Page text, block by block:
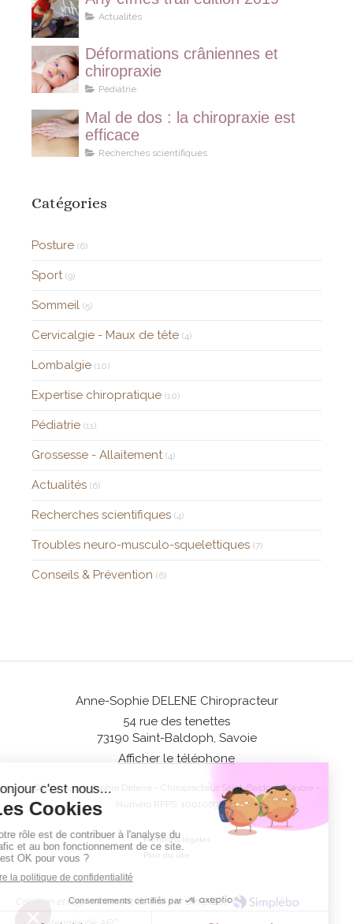
Actualités
Déformations crâniennes et
chiropraxie
Pédiatrie
Mal de dos : la chiropraxie est
efficace
Recherches scientifiques
Catégories
Posture (6)
Sport (9)
Sommeil (5)
Cervicalgie - Maux de tête (4)
Lombalgie (10)
Expertise chiropratique (10)
Pédiatrie (11)
Grossesse - Allaitement (4)
Actualités (6)
Recherches scientifiques (4)
Troubles neuro-musculo-squelettiques (7)
Conseils & Prévention (6)
Anne-Sophie DELENE Chiropracteur
54 rue des tenettes
73190 Saint-Baldoph, Savoie
Afficher le téléphone
©2017 Anne-Sophie Delene - Chiropracteur Saint-Baldoph, Savoie -
Numéro RPPS: 10010697521
Mentions légales
Plan du site
Création et référencement du site par Simplébo